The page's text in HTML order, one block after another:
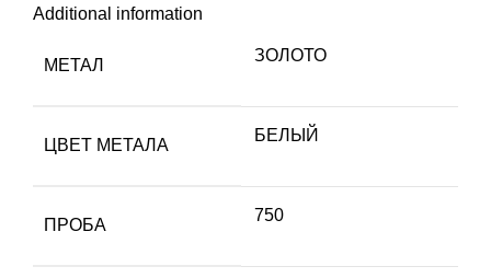
Additional information
МЕТАЛ
ЗОЛОТО
ЦВЕТ МЕТАЛА
БЕЛЫЙ
ПРОБА
750